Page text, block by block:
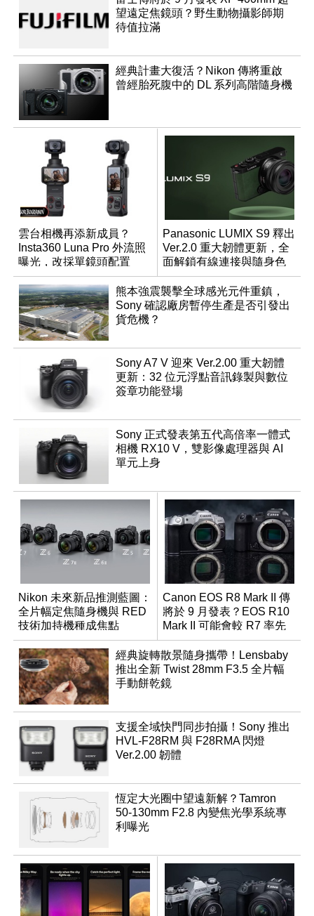
望遠定焦鏡頭？野生動物攝影師期
待值拉滿
經典計畫大復活？Nikon 傳將重啟
曾經胎死腹中的 DL 系列高階隨身機
雲台相機再添新成員？
Insta360 Luna Pro 外流照
曝光，改採單鏡頭配置
Panasonic LUMIX S9 釋出
Ver.2.0 重大韌體更新，全
面解鎖有線連接與隨身色
調編輯
熊本強震襲擊全球感光元件重鎮，
Sony 確認廠房暫停生產是否引發出
貨危機？
Sony A7 V 迎來 Ver.2.00 重大韌體
更新：32 位元浮點音訊錄製與數位
簽章功能登場
Sony 正式發表第五代高倍率一體式
相機 RX10 V，雙影像處理器與 AI
單元上身
Nikon 未來新品推測藍圖：
全片幅定焦隨身機與 RED
技術加持機種成焦點
Canon EOS R8 Mark II 傳
將於 9 月發表？EOS R10
Mark II 可能會較 R7 率先
推出
經典旋轉散景隨身攜帶！Lensbaby
推出全新 Twist 28mm F3.5 全片幅
手動餅乾鏡
支援全域快門同步拍攝！Sony 推出
HVL-F28RM 與 F28RMA 閃燈
Ver.2.00 韌體
恆定大光圈中望遠新解？Tamron
50-130mm F2.8 內變焦光學系統專
利曝光